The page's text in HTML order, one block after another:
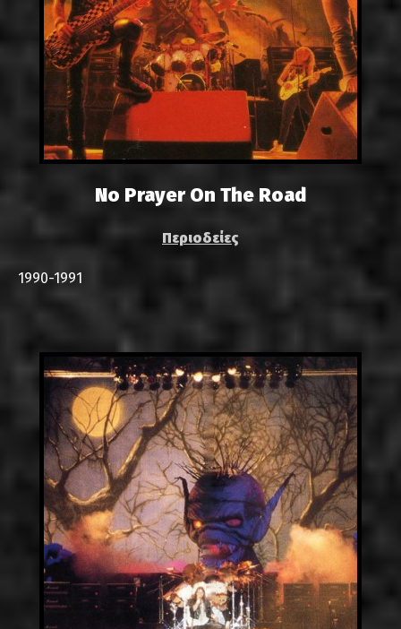
No Prayer On The Road
Περιοδείες
1990-1991